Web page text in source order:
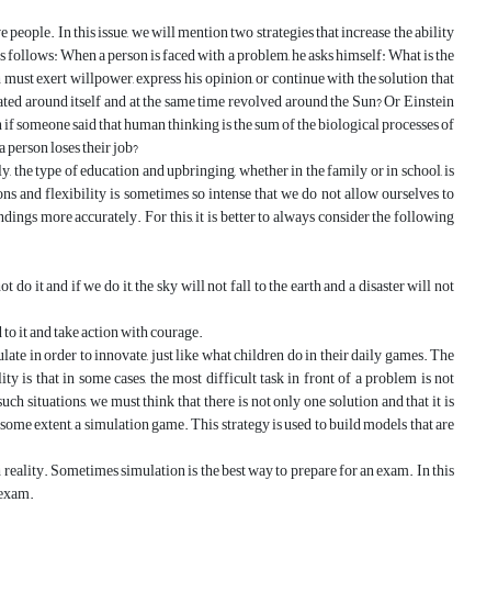
In this issue, we will mention two strategies that increase the ability
When a person is faced with a problem, he asks himself: What is the
exert willpower, express his opinion, or continue with the solution that
around itself and at the same time revolved around the Sun? Or Einstein
said that human thinking is the sum of the biological processes of
loses their job?
the type of education and upbringing, whether in the family or in school, is
and flexibility is sometimes so intense that we do not allow ourselves to
more accurately. For this, it is better to always consider the following
do it and if we do it, the sky will not fall to the earth and a disaster will not
it and take action with courage.
in order to innovate, just like what children do in their daily games. The
is that in some cases, the most difficult task in front of a problem is not
situations, we must think that there is not only one solution and that it is
extent, a simulation game. This strategy is used to build models that are
Sometimes simulation is the best way to prepare for an exam. In this